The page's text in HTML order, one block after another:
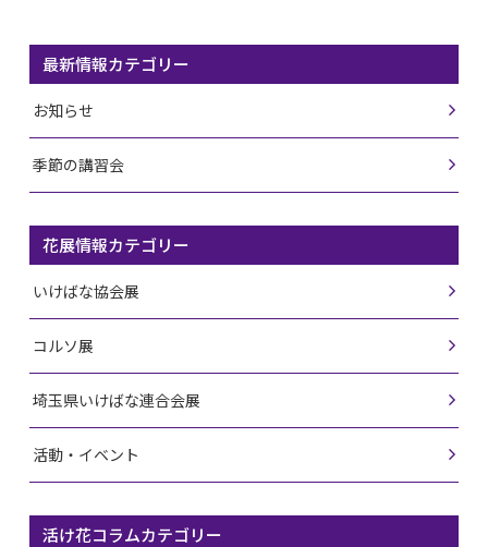
最新情報カテゴリー
お知らせ
季節の講習会
花展情報カテゴリー
いけばな協会展
コルソ展
埼玉県いけばな連合会展
活動・イベント
活け花コラムカテゴリー